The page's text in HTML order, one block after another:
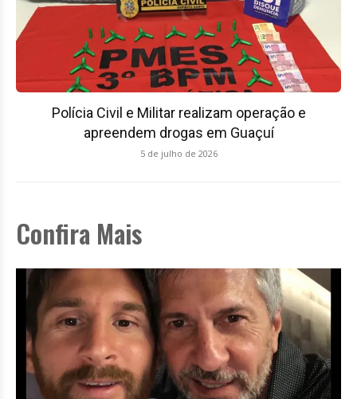
Polícia Civil e Militar realizam operação e
apreendem drogas em Guaçuí
5 de julho de 2026
Confira Mais